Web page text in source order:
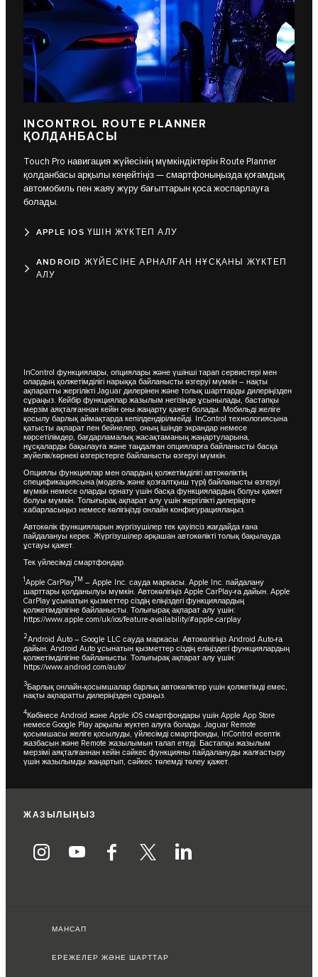
INCONTROL ROUTE PLANNER
ҚОЛДАНБАСЫ
Touch Pro навигация жүйесінің мүмкіндіктерін Route Planner
қолданбасы арқылы кеңейтіңіз — смартфоныңызда қоғамдық
автомобиль пен жаяу жүру бағыттарын қоса жоспарлауға
болады.
APPLE IOS ҮШІН ЖҮКТЕП АЛУ
ANDROID ЖҮЙЕСІНЕ АРНАЛҒАН НҰСҚАНЫ ЖҮКТЕП
АЛУ
InControl функциялары, опциялары және үшінші тарап сервистері мен
олардың қолжетімділігі нарыққа байланысты өзгеруі мүмкін – нақты
ақпаратты жергілікті Jaguar дилерінен және толық шарттарды дилеріңізден
сұраңыз. Кейбір функциялар жазылым негізінде ұсынылады, бастапқы
мерзім аяқталғаннан кейін оны жаңарту қажет болады. Мобильді желіге
қосылу барлық аймақтарда кепілдендірілмейді. InControl технологиясына
қатысты ақпарат пен бейнелер, оның ішінде экрандар немесе
көрсетілімдер, бағдарламалық жасақтаманың жаңартуларына,
нұсқаларды бақылауға және таңдалған опцияларға байланысты басқа
жүйелік/көрнекі өзгерістерге байланысты өзгеруі мүмкін.
Опциялы функциялар мен олардың қолжетімділігі автокөліктің
спецификациясына (модель және қозғалтқыш түрі) байланысты өзгеруі
мүмкін немесе оларды орнату үшін басқа функциялардың болуы қажет
болуы мүмкін. Толығырақ ақпарат алу үшін жергілікті дилеріңізге
хабарласыңыз немесе көлігіңізді онлайн конфигурациялаңыз.
Автокөлік функцияларын жүргізушілер тек қауіпсіз жағдайда ғана
пайдалануы керек. Жүргізушілер әрқашан автокөлікті толық бақылауда
ұстауы қажет.
Тек үйлесімді смартфондар.
1Apple CarPlayTM – Apple Inc. сауда маркасы. Apple Inc. пайдалану
шарттары қолданылуы мүмкін. Автокөлігіңіз Apple CarPlay-ға дайын. Apple
CarPlay ұсынатын қызметтер сіздің еліңіздегі функциялардың
қолжетімділігіне байланысты. Толығырақ ақпарат алу үшін:
https://www.apple.com/uk/ios/feature-availability/#apple-carplay
2Android Auto – Google LLC сауда маркасы. Автокөлігіңіз Android Auto-ға
дайын. Android Auto ұсынатын қызметтер сіздің еліңіздегі функциялардың
қолжетімділігіне байланысты. Толығырақ ақпарат алу үшін:
https://www.android.com/auto/
3Барлық онлайн-қосымшалар барлық автокөліктер үшін қолжетімді емес,
нақты ақпаратты дилеріңізден сұраңыз.
4Көбінесе Android және Apple iOS смартфондары үшін Apple App Store
немесе Google Play арқылы жүктеп алуға болады. Jaguar Remote
қосымшасы желіге қосылуды, үйлесімді смартфонды, InControl есептік
жазбасын және Remote жазылымын талап етеді. Бастапқы жазылым
мерзімі аяқталғаннан кейін сәйкес функцияны пайдалануды жалғастыру
үшін жазылымды жаңартып, сәйкес төлемді төлеу қажет.
ЖАЗЫЛЫҢЫЗ
МАНСАП
ЕРЕЖЕЛЕР ЖӘНЕ ШАРТТАР